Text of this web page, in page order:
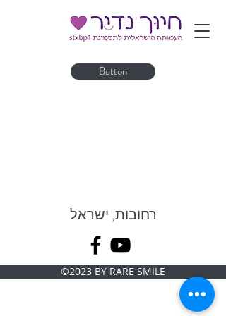
Button
רחובות, ישראל
©2023 BY RARE SMILE